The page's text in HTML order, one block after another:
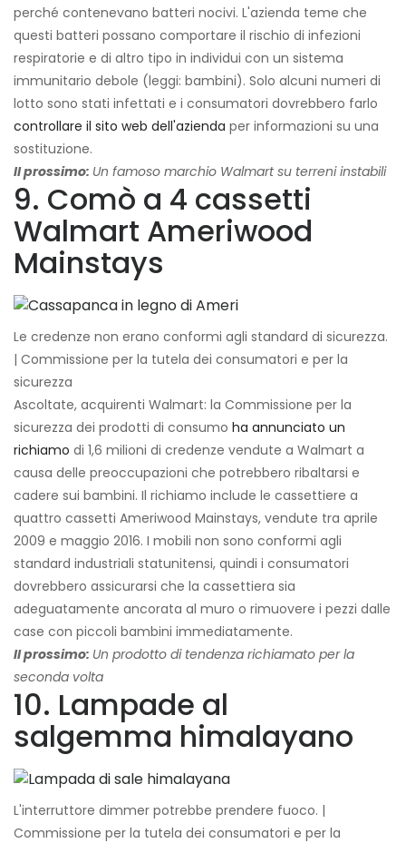
perché contenevano batteri nocivi. L'azienda teme che
questi batteri possano comportare il rischio di infezioni
respiratorie e di altro tipo in individui con un sistema
immunitario debole (leggi: bambini). Solo alcuni numeri di
lotto sono stati infettati e i consumatori dovrebbero farlo
controllare il sito web dell'azienda per informazioni su una
sostituzione.
Il prossimo: Un famoso marchio Walmart su terreni instabili
9. Comò a 4 cassetti
Walmart Ameriwood
Mainstays
Le credenze non erano conformi agli standard di sicurezza.
| Commissione per la tutela dei consumatori e per la
sicurezza
Ascoltate, acquirenti Walmart: la Commissione per la
sicurezza dei prodotti di consumo ha annunciato un
richiamo di 1,6 milioni di credenze vendute a Walmart a
causa delle preoccupazioni che potrebbero ribaltarsi e
cadere sui bambini. Il richiamo include le cassettiere a
quattro cassetti Ameriwood Mainstays, vendute tra aprile
2009 e maggio 2016. I mobili non sono conformi agli
standard industriali statunitensi, quindi i consumatori
dovrebbero assicurarsi che la cassettiera sia
adeguatamente ancorata al muro o rimuovere i pezzi dalle
case con piccoli bambini immediatamente.
Il prossimo: Un prodotto di tendenza richiamato per la
seconda volta
10. Lampade al
salgemma himalayano
L'interruttore dimmer potrebbe prendere fuoco. |
Commissione per la tutela dei consumatori e per la